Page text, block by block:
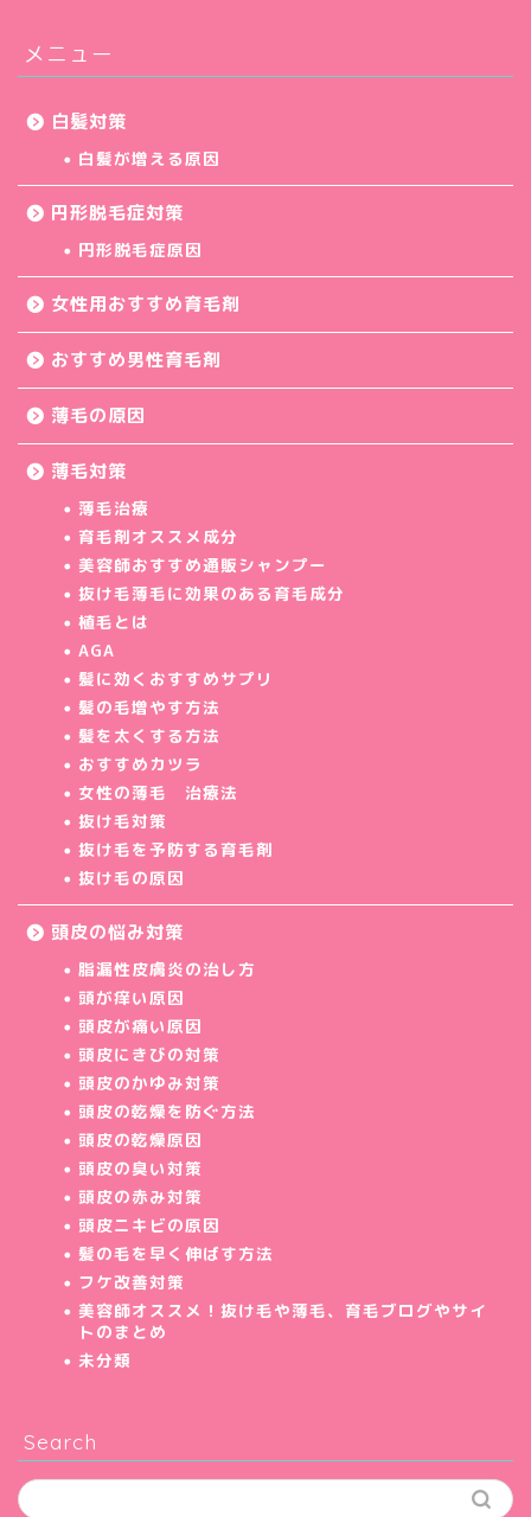
メニュー
白髪対策
白髪が増える原因
円形脱毛症対策
円形脱毛症原因
女性用おすすめ育毛剤
おすすめ男性育毛剤
薄毛の原因
薄毛対策
薄毛治療
育毛剤オススメ成分
美容師おすすめ通販シャンプー
抜け毛薄毛に効果のある育毛成分
植毛とは
AGA
髪に効くおすすめサプリ
髪の毛増やす方法
髪を太くする方法
おすすめカツラ
女性の薄毛 治療法
抜け毛対策
抜け毛を予防する育毛剤
抜け毛の原因
頭皮の悩み対策
脂漏性皮膚炎の治し方
頭が痒い原因
頭皮が痛い原因
頭皮にきびの対策
頭皮のかゆみ対策
頭皮の乾燥を防ぐ方法
頭皮の乾燥原因
頭皮の臭い対策
頭皮の赤み対策
頭皮ニキビの原因
髪の毛を早く伸ばす方法
フケ改善対策
美容師オススメ！抜け毛や薄毛、育毛ブログやサイ
トのまとめ
未分類
Search